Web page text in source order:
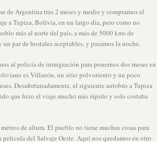
de Argentina tras 2 meses y medio y compramos el
a Tupiza, Bolivia, en un largo día, pero como no
más al norte del país, a más de 5000 kms de
par de hostales aceptables, y pasamos la noche.
al policía de inmigración para ponernos dos meses en
es Villazón, un sitio polvoriento y un poco
Desafortunadamente, el siguiente autobús a Tupiza
que hizo el viaje mucho más rápido y solo costaba
de altura. El pueblo no tiene muchas cosas para
del Salvaje Oeste. Aquí nos quedamos en otro